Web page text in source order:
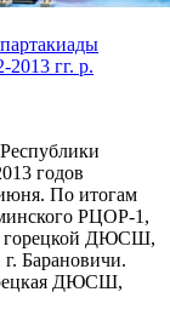
гг. р.
годов
По итогам
РЦОР-1,
горецкой ДЮСШ,
Барановичи.
ДЮСШ,